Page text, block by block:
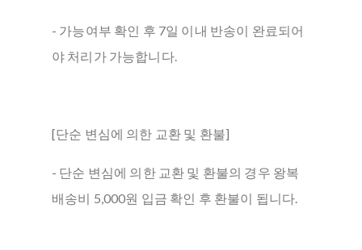
- 가능여부 확인 후 7일 이내 반송이 완료되어
야 처리가 가능합니다.
[단순 변심에 의한 교환 및 환불]
- 단순 변심에 의한 교환 및 환불의 경우 왕복
배송비 5,000원 입금 확인 후 환불이 됩니다.